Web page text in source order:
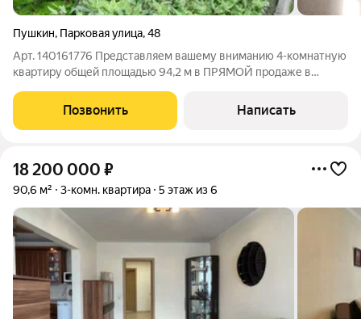
Пушкин, Парковая улица,48
Арт. 140161776 Представляем вашему вниманию 4-комнатную
квартиру общей площадью 94,2 м в ПРЯМОЙ продаже в
творчества: четыре изолированные комнаты площадью 19 м,
17,4 м, 11,3 м и 16,7 м позволят
Позвонить Написать
18 200 000 ₽
90,6 м² 3-комн. квартира 5 этаж из 6